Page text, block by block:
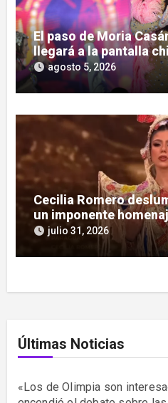
El paso de Moria
llegará a la pantalla
serie documental
agosto 5, 2026
Cecilia Romero
un imponente
guaraní
julio 31, 2026
Últimas Noticias
«Los de Olimpia son